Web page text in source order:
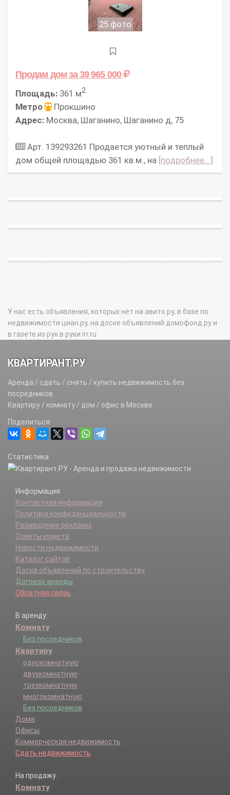
25 фото
Продам домза 39 965 000
Площадь: 361 м2
Метро
Прокшино
Адрес: Москва, Шаганино, Шаганино д, 75
Арт. 139293261 Продается уютный и теплый
дом общей площадью 361 кв.м., на [подробнее...]
У нас есть объявления, которых нет на авито.ру, в базе по
недвижимости циан.ру, на доске объявлений домофонд.ру и
в газете из рук в руки irr.ru
КВАРТИРАНТ.РУ
Аренда / сдать / снять / купить недвижимость без
посредников.
Квартиру / комнату / дом / офис в Москве
Поделиться:
Статистика:
Информация:
Контактная информация
Политика конфиденциальности
Размещение рекламы
Советы юриста
Новости недвижимости
Каталог сайтов
Доска объявлений по строительству
Договор аренды
Обратная связь
В аренду:
Комнату
Без посредников
Квартиру
однокомнатную
двухкомнатную
трехкомнатную
многокомнатную
Без посредников
Дома
Офисы
Коммерческая недвижимость
Сдать недвижимость
На продажу:
Комнату